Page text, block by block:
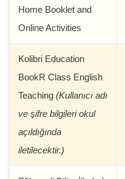
Home Booklet and
Online Activities
Kolibri Education
BookR Class English
Teaching (Kullanıcı adı
ve şifre bilgileri okul
açıldığında
iletilecektir.)